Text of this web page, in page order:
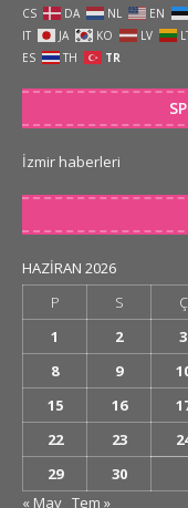
CS
DA NL EN
IT
JA KO LV
ES
TH TR
İzmir haberleri
HAZIRAN 2026
P
S Ç
1
2 3
8
9
15
16
22
23
29
30
« May Tem »